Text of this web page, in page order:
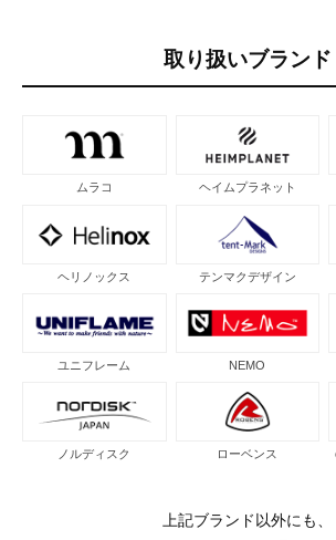
取り扱いブランド
ムラコ ヘイムプラネット
ヘリノックス テンマクデザイン
ユニフレーム NEMO
ノルディスク ローベンス
上記ブランド以外にも、